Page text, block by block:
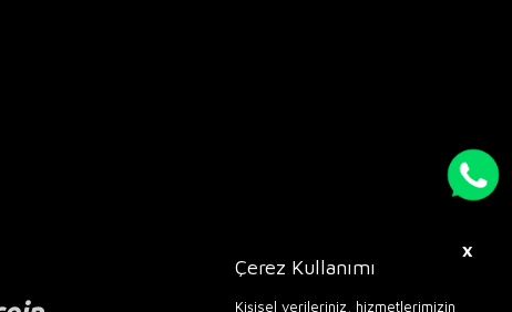
X
Çerez Kullanımı
Kişisel verileriniz, hizmetlerimizin